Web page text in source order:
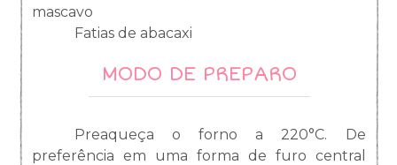
mascavo
Fatias de abacaxi
MODO DE PREPARO
Preaqueça o forno a 220°C. De
preferência em uma forma de furo central